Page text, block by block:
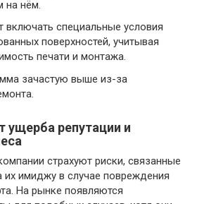
на нём.
включать специальные условия
поверхностей, учитывая
печати и монтажа.
зачастую выше из-за
ущерба репутации и
страхуют риски, связанные
имиджу в случае повреждения
На рынке появляются